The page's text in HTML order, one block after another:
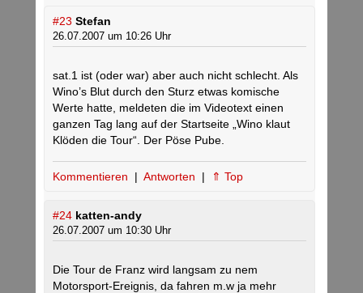
#23 Stefan
26.07.2007 um 10:26 Uhr
sat.1 ist (oder war) aber auch nicht schlecht. Als
Wino’s Blut durch den Sturz etwas komische
Werte hatte, meldeten die im Videotext einen
ganzen Tag lang auf der Startseite „Wino klaut
Klöden die Tour“. Der Pöse Pube.
Kommentieren | Antworten | ⇑ Top
#24 katten-andy
26.07.2007 um 10:30 Uhr
Die Tour de Franz wird langsam zu nem
Motorsport-Ereignis, da fahren m.w ja mehr